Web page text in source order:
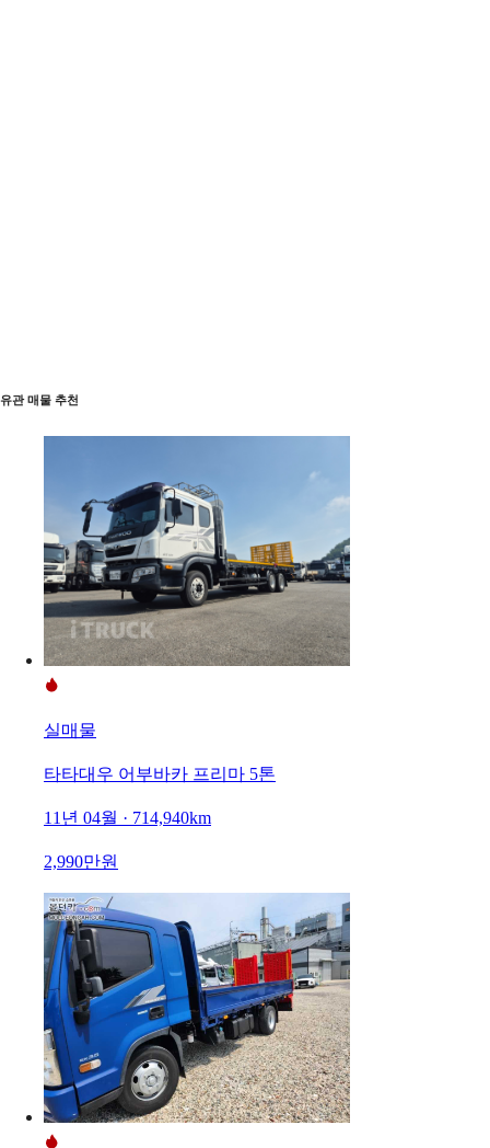
유관 매물 추천
실매물
타타대우 어부바카 프리마 5톤
11년 04월 · 714,940km
2,990만원